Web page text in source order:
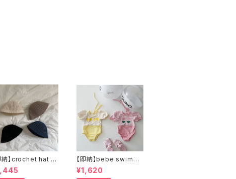
納】crochet hat ク
ェハット
【即納】bebe swimwe
ar
¥1,620